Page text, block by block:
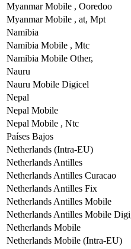
Myanmar Mobile , Ooredoo
Myanmar Mobile , at, Mpt
Namibia
Namibia Mobile , Mtc
Namibia Mobile Other,
Nauru
Nauru Mobile Digicel
Nepal
Nepal Mobile
Nepal Mobile , Ntc
Países Bajos
Netherlands (Intra-EU)
Netherlands Antilles
Netherlands Antilles Curacao
Netherlands Antilles Fix
Netherlands Antilles Mobile
Netherlands Antilles Mobile
Netherlands Mobile
Netherlands Mobile (Intra-EU)